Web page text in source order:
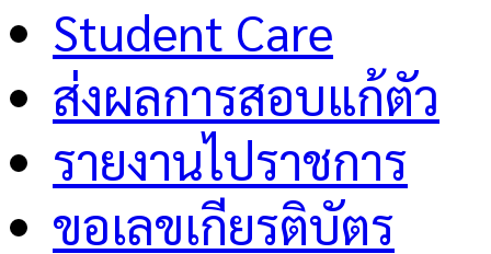
Student Care
ส่งผลการสอบแก้ตัว
รายงานไปราชการ
ขอเลขเกียรติบัตร